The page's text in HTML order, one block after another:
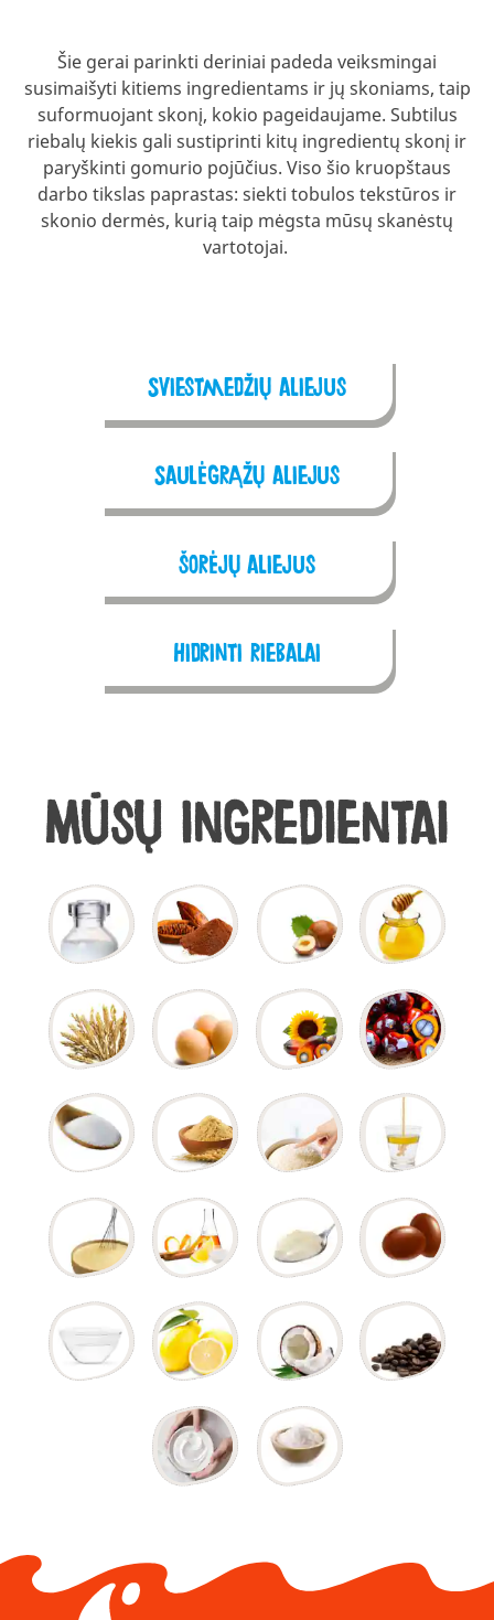
Šie gerai parinkti deriniai padeda veiksmingai
susimaišyti kitiems ingredientams ir jų skoniams, taip
suformuojant skonį, kokio pageidaujame. Subtilus
riebalų kiekis gali sustiprinti kitų ingredientų skonį ir
paryškinti gomurio pojūčius. Viso šio kruopštaus
darbo tikslas paprastas: siekti tobulos tekstūros ir
skonio dermės, kurią taip mėgsta mūsų skanėstų
vartotojai.
Sviestmedžių aliejus
Saulėgrąžų aliejus
Šorėjų aliejus
Hidrinti riebalai
Mūsų ingredientai